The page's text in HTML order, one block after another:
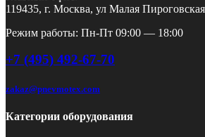
119435, г. Москва, ул Малая Пироговская
Режим работы: Пн-Пт 09:00 — 18:00
+7 (495) 492-67-70
zakaz@pnevmotex.com
Категории оборудования